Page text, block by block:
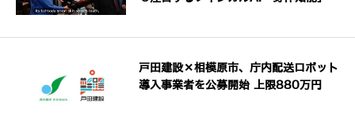
戸田建設×相模原市、庁内配送ロボット
導入事業者を公募開始 上限880万円